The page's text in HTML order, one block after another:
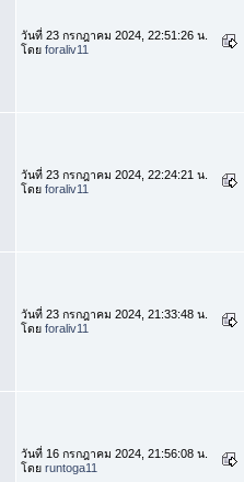
วันที่ 23 กรกฎาคม 2024, 22:51:26 น.
โดย foraliv11
วันที่ 23 กรกฎาคม 2024, 22:24:21 น.
โดย foraliv11
วันที่ 23 กรกฎาคม 2024, 21:33:48 น.
โดย foraliv11
วันที่ 16 กรกฎาคม 2024, 21:56:08 น.
โดย runtoga11